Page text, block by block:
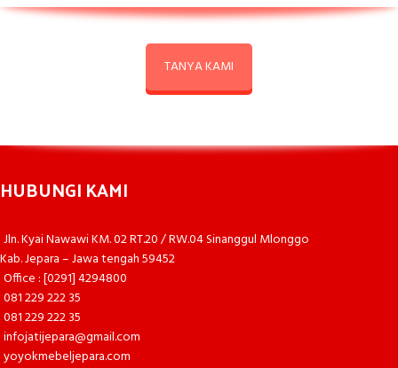
TANYA KAMI
HUBUNGI KAMI
Jln. Kyai Nawawi KM. 02 RT.20 / RW.04 Sinanggul Mlonggo
Kab. Jepara – Jawa tengah 59452
Office : [0291] 4294800
081 229 222 35
081 229 222 35
infojatijepara@gmail.com
yoyokmebeljepara.com